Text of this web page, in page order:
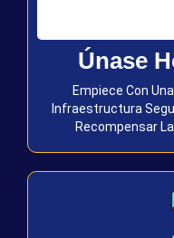
Únase
Empiece Con
Infraestructura
Recompensar